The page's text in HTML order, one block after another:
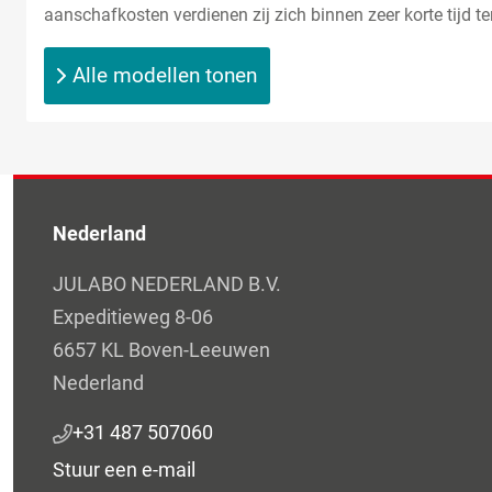
aanschafkosten verdienen zij zich binnen zeer korte tijd
Alle modellen tonen
Nederland
JULABO NEDERLAND B.V.
Expeditieweg 8-06
6657 KL Boven-Leeuwen
Nederland
+31 487 507060
Stuur een e-mail